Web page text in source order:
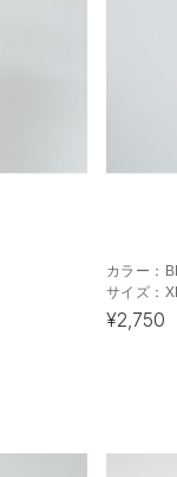
カラー：
サイズ： XL
¥2,750